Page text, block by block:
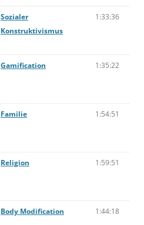
Sozialer
Konstruktivismus
1:33:36
Gamification 1:35:22
Familie 1:54:51
Religion 1:59:51
Body Modification 1:44:18